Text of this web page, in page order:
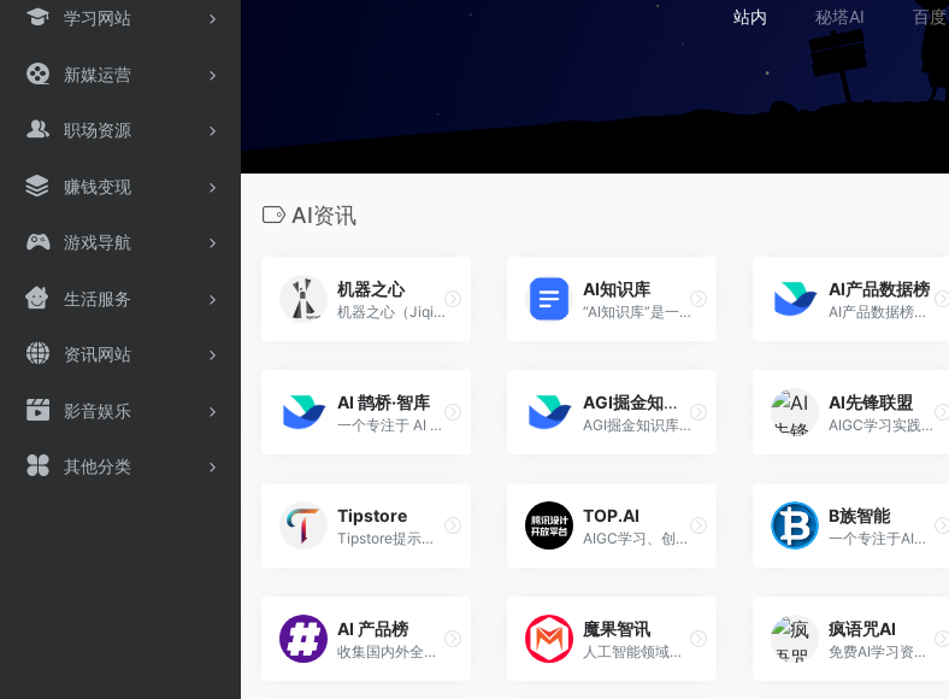
学习网站
新媒运营
职场资源
赚钱变现
游戏导航
生活服务
资讯网站
影音娱乐
其他分类
站内 秘塔AI 百度
AI资讯
机器之心
机器之心（Jiqizhi Xin）是一个专注于人工智能领域的专业信息服务平台，致力于为人工智能爱好者和从业者提供高质量的学术及产业内容。
AI知识库
“AI知识库”是一个开放、免费、持续更新的AI知识平台，旨在帮助用户系统学习AI知识、提升技能、探索AI应用与变现路径。
AI产品数据榜
AI产品数据榜是一个收集国内外全球AI产品榜单的在线网站，精心筛选分析了10000+ AI产品（web、App、GPTs），覆盖了从访问量、时长、增长速度到营收等关键数据。
AI 鹊桥·智库
一个专注于 AI 实践的免费知识库，提供 AI 商业化应用、行业动态、实用工具分享、研究报告阅读以及教程技巧教学等内容，并为志同道合者提供交流与分享的平台。
AGI掘金知识库
AGI掘金知识库是一个专注于AGI（人工智能通用智能）相关研究和应用的创新型知识平台
AI先锋联盟
AIGC学习实践社区，精选优质AI资讯、AI工具、AI前沿报告
Tipstore
Tipstore提示词交易站，帮助你更好的使用AI工具，节约api成本，快速得到想要的效果，提升工作效率
TOP.AI
AIGC学习、创作、分享的平台
B族智能
一个专注于AI提示词交流和生成的平台
AI 产品榜
收集国内外全球AI产品榜单
魔果智讯
人工智能领域的专业媒体门户
疯语咒AI
免费AI学习资源|AI资料|AI课程